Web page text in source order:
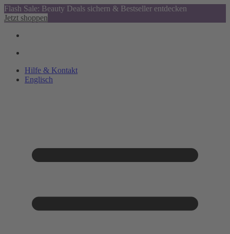
Flash Sale: Beauty Deals sichern & Bestseller entdecken
Jetzt shoppen
Hilfe & Kontakt
Englisch